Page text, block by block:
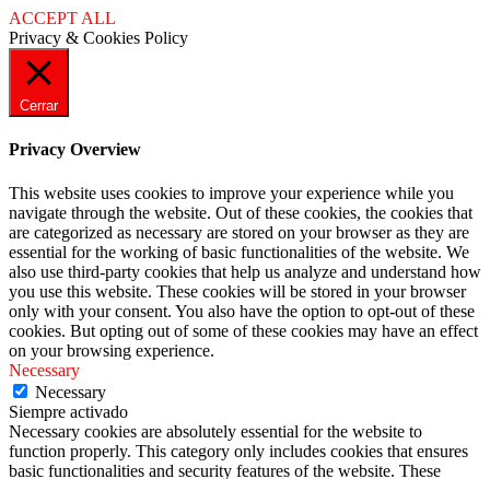
ACCEPT ALL
Privacy & Cookies Policy
Cerrar
Privacy Overview
This website uses cookies to improve your experience while you
navigate through the website. Out of these cookies, the cookies that
are categorized as necessary are stored on your browser as they are
essential for the working of basic functionalities of the website. We
also use third-party cookies that help us analyze and understand how
you use this website. These cookies will be stored in your browser
only with your consent. You also have the option to opt-out of these
cookies. But opting out of some of these cookies may have an effect
on your browsing experience.
Necessary
Necessary
Siempre activado
Necessary cookies are absolutely essential for the website to
function properly. This category only includes cookies that ensures
basic functionalities and security features of the website. These